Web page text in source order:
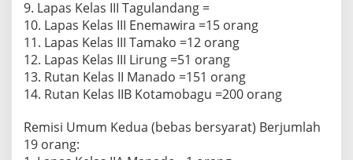
p
a
s
K
e
l
a
I
9. Lapas Kelas III Tagulandang =
10. Lapas Kelas III Enemawira =15 orang
11. Lapas Kelas III Tamako =12 orang
12. Lapas Kelas III Lirung =51 orang
13. Rutan Kelas II Manado =151 orang
14. Rutan Kelas IIB Kotamobagu =200 orang
Remisi Umum Kedua (bebas bersyarat) Berjumlah
19 orang: